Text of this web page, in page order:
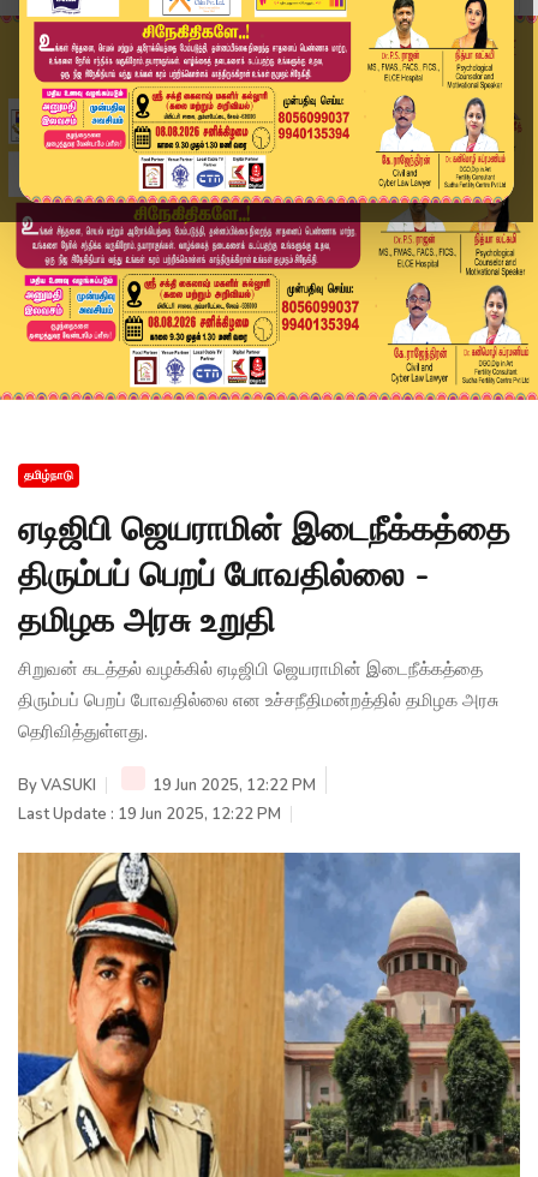
தமிழ்நாடு
ஏடிஜிபி ஜெயராமின் இடைநீக்கத்தை
திரும்பப் பெறப் போவதில்லை -
தமிழக அரசு உறுதி
சிறுவன் கடத்தல் வழக்கில் ஏடிஜிபி ஜெயராமின் இடைநீக்கத்தை
திரும்பப் பெறப் போவதில்லை என உச்சநீதிமன்றத்தில் தமிழக அரசு
தெரிவித்துள்ளது.
ByVASUKI
19 Jun 2025, 12:22 PM
Last Update : 19 Jun 2025, 12:22 PM